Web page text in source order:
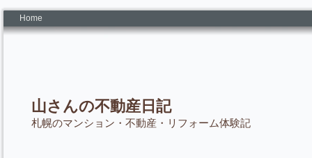
Home
山さんの不動産日記
札幌のマンション・不動産・リフォーム体験記